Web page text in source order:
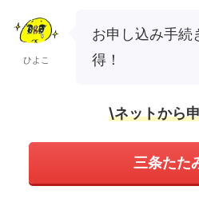
ひよこ
お申し込み手続
得！
\ネットから
三条たた